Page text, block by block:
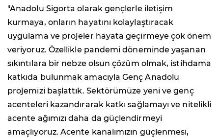
"Anadolu Sigorta olarak gençlerle iletişim
kurmaya, onların hayatını kolaylaştıracak
uygulama ve projeler hayata geçirmeye çok önem
veriyoruz. Özellikle pandemi döneminde yaşanan
sıkıntılara bir nebze olsun çözüm olmak, istihdama
katkıda bulunmak amacıyla Genç Anadolu
projemizi başlattık. Sektörümüze yeni ve genç
acenteleri kazandırarak katkı sağlamayı ve nitelikli
acente ağımızı daha da güçlendirmeyi
amaçlıyoruz. Acente kanalımızın güçlenmesi,